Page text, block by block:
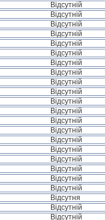
Відсутній
Відсутній
Відсутній
Відсутній
Відсутній
Відсутній
Відсутній
Відсутній
Відсутній
Відсутній
Відсутній
Відсутній
Відсутній
Відсутній
Відсутній
Відсутній
Відсутній
Відсутній
Відсутній
Відсутній
Відсутня
Відсутній
Відсутній